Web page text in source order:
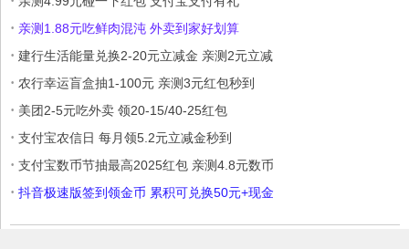
· 亲测1.88元吃鲜肉混沌 外卖到家好划算
· 建行生活能量兑换2-20元立减金 亲测2元立减
· 农行幸运盲盒抽1-100元 亲测3元红包秒到
· 美团2-5元吃外卖 领20-15/40-25红包
· 支付宝农信日 每月领5.2元立减金秒到
· 支付宝数币节抽最高2025红包 亲测4.8元数币
· 抖音极速版签到领金币 累积可兑换50元+现金